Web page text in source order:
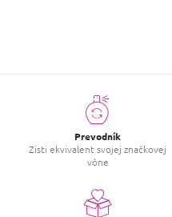
Prevodník
Zisti ekvivalent svojej značkovej
vône